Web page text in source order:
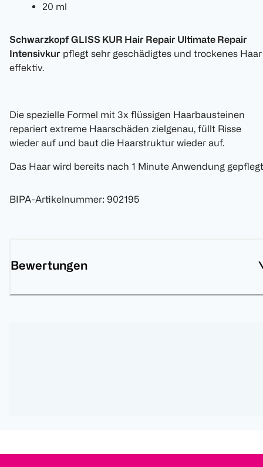
20 ml
Schwarzkopf GLISS KUR Hair Repair Ultimate Repair
Intensivkur pflegt sehr geschädigtes und trockenes Haar
effektiv.
Die spezielle Formel mit 3x flüssigen Haarbausteinen
repariert extreme Haarschäden zielgenau, füllt Risse
wieder auf und baut die Haarstruktur wieder auf.
Das Haar wird bereits nach 1 Minute Anwendung
BIPA-Artikelnummer: 902195
Bewertungen